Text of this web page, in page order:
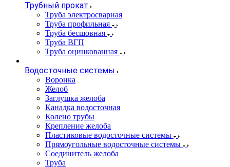
Трубный прокат
Труба электросварная
Труба профильная
Труба бесшовная
Труба ВГП
Труба оцинкованная
Водосточные системы
Воронка
Желоб
Заглушка желоба
Канадка водосточная
Колено трубы
Крепление желоба
Пластиковые водосточные системы
Прямоугольные водосточные системы
Соединитель желоба
Труба